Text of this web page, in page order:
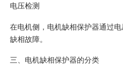
电压检测
在电机侧，电机缺相保护器通过
缺相故障。
三、电机缺相保护器的分类